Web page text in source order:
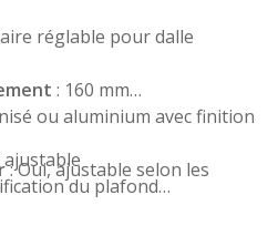
réglable pour dalle
: 160 mm
ou aluminium avec finition
: Oui, ajustable selon les
du plafond
à entretenir